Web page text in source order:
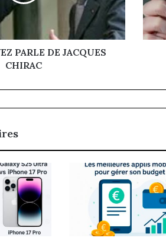
PARLE DE JACQUES
CHIRAC
de
7000